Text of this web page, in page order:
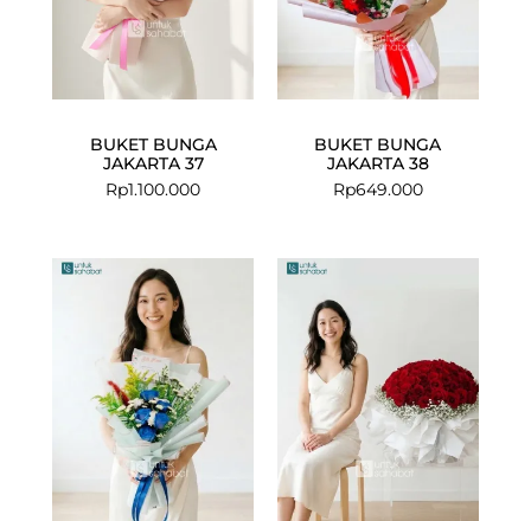
BUKET BUNGA
JAKARTA 37
Rp1.100.000
BUKET BUNGA
JAKARTA 38
Rp649.000